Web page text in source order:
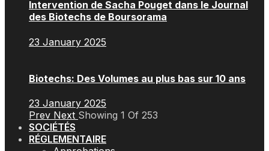
Intervention de Sacha Pouget dans le Journal
des Biotechs de Boursorama
23 January 2025
Biotechs: Des Volumes au plus bas sur 10 ans
23 January 2025
Prev Next Showing 1 Of 253
SOCIÉTÉS
RÉGLEMENTAIRE